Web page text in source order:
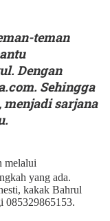
teman
Dengan
Sehingga
sarjana
melalui
yang ada.
kakak Bahrul
085329865153.